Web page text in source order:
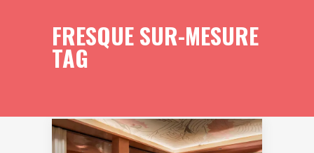
FRESQUE SUR-MESURE
TAG